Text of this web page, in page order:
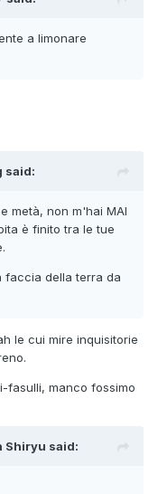
a limonare
said:
metà, non m'hai MAI
è finito tra le tue
faccia della terra da
le cui mire inquisitorie
fasulli, manco fossimo
Shiryu said: